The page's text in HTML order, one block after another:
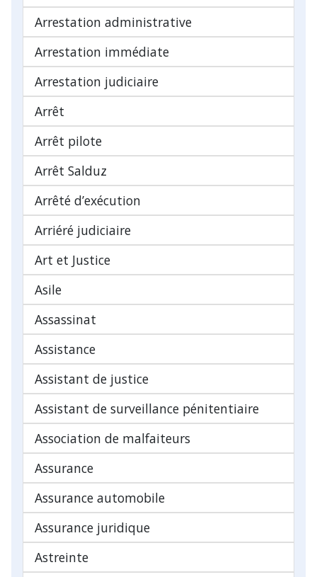
Arrestation administrative
Arrestation immédiate
Arrestation judiciaire
Arrêt
Arrêt pilote
Arrêt Salduz
Arrêté d’exécution
Arriéré judiciaire
Art et Justice
Asile
Assassinat
Assistance
Assistant de justice
Assistant de surveillance pénitentiaire
Association de malfaiteurs
Assurance
Assurance automobile
Assurance juridique
Astreinte